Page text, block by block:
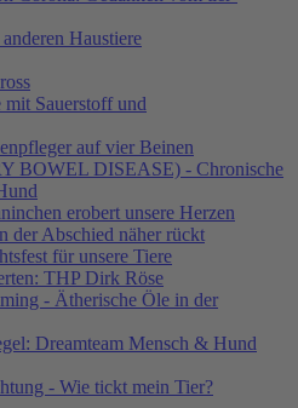
Haustiere
Sauerstoff und
auf vier Beinen
BOWEL DISEASE) - Chronische
erobert unsere Herzen
der Abschied näher rückt
für unsere Tiere
THP Dirk Röse
- Ätherische Öle in der
Dreamteam Mensch & Hund
- Wie tickt mein Tier?